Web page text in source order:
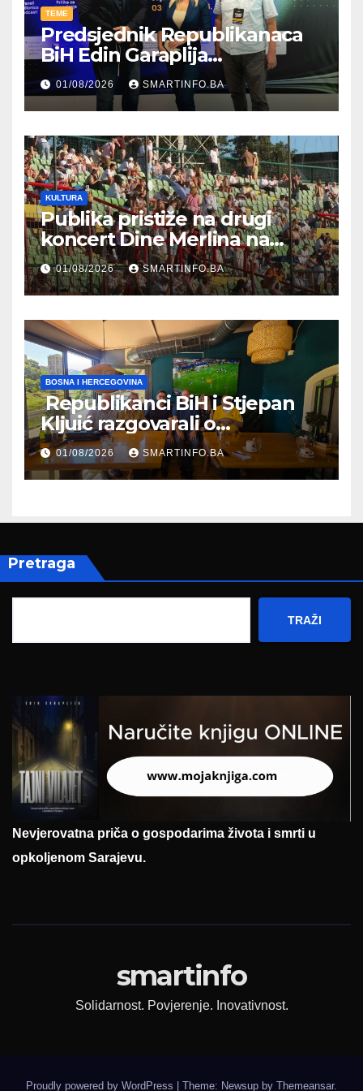
TEME
Predsjednik Republikanaca
BiH Edin Garaplija
prisustvovao prezentaciji
Federalnog sajma
zapošljavanja
01/08/2026 SMARTINFO.BA
KULTURA
Publika pristiže na drugi
koncert Dine Merlina na
Koševu
01/08/2026 SMARTINFO.BA
BOSNA I HERCEGOVINA
Republikanci BiH i Stjepan
Kljuić razgovarali o
evropskom putu Bosne i
Hercegovine
01/08/2026 SMARTINFO.BA
Pretraga
TRAŽI
Nevjerovatna priča o gospodarima života i smrti u
opkoljenom Sarajevu.
smartinfo
Solidarnost. Povjerenje. Inovativnost.
Proudly powered by WordPress Theme: Newsup by Themeansar.